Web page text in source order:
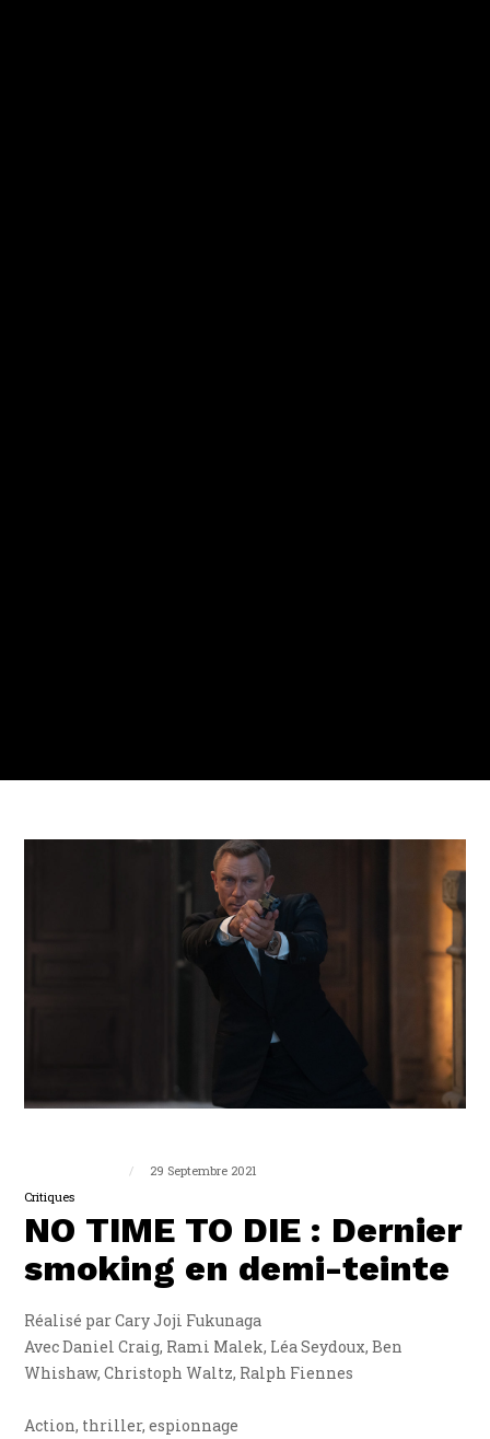
29 Septembre 2021
Critiques
NO TIME TO DIE : Dernier
smoking en demi-teinte
Réalisé par Cary Joji Fukunaga
Avec Daniel Craig, Rami Malek, Léa Seydoux, Ben
Whishaw, Christoph Waltz, Ralph Fiennes
Action, thriller, espionnage